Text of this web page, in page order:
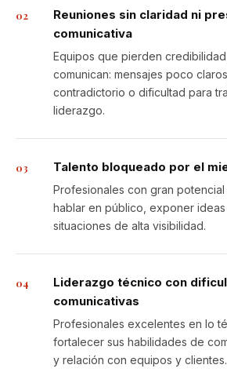
02
Reuniones sin claridad ni
comunicativa
Equipos que pierden
comunican: mensajes poco
contradictorio o dificultad para
liderazgo.
03 Talento bloqueado por el
Profesionales con gran
hablar en público, exponer
situaciones de alta visibilidad.
04
Liderazgo técnico con
comunicativas
Profesionales excelentes en lo
fortalecer sus habilidades de
y relación con equipos y clientes.